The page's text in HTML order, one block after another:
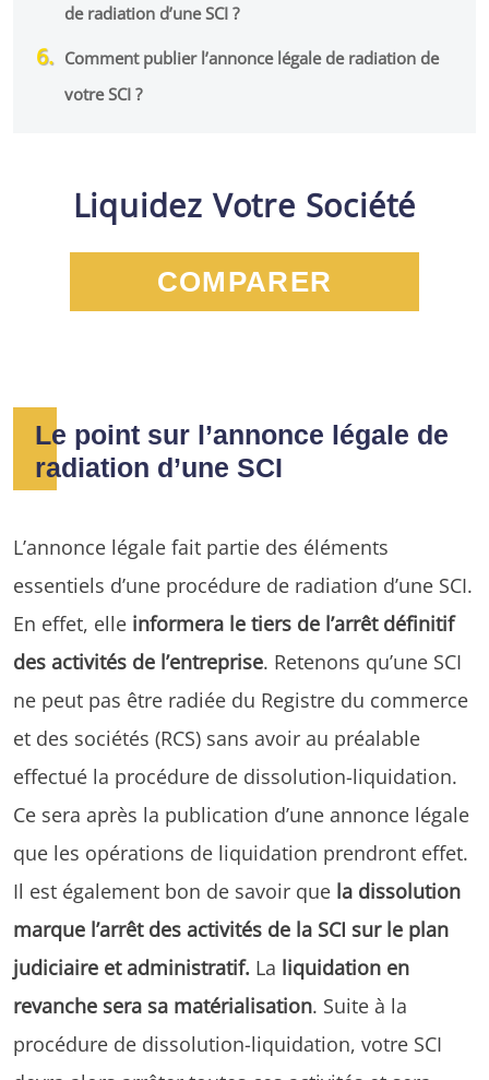
de radiation d’une SCI ?
Comment publier l’annonce légale de radiation de
votre SCI ?
Liquidez Votre Société
COMPARER
Le point sur l’annonce légale de
radiation d’une SCI
L’annonce légale fait partie des éléments
essentiels d’une procédure de radiation d’une SCI.
En effet, elle informera le tiers de l’arrêt définitif
des activités de l’entreprise. Retenons qu’une SCI
ne peut pas être radiée du Registre du commerce
et des sociétés (RCS) sans avoir au préalable
effectué la procédure de dissolution-liquidation.
Ce sera après la publication d’une annonce légale
que les opérations de liquidation prendront effet.
Il est également bon de savoir que la dissolution
marque l’arrêt des activités de la SCI sur le plan
judiciaire et administratif. La liquidation en
revanche sera sa matérialisation. Suite à la
procédure de dissolution-liquidation, votre SCI